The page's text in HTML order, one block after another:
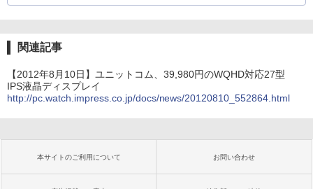
関連記事
【2012年8月10日】ユニットコム、39,980円のWQHD対応27型
IPS液晶ディスプレイ
http://pc.watch.impress.co.jp/docs/news/20120810_552864.html
本サイトのご利用について お問い合わせ